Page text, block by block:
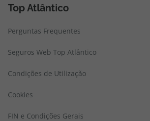
Top Atlântico
Perguntas Frequentes
Seguros Web Top Atlântico
Condições de Utilização
Cookies
FIN e Condições Gerais